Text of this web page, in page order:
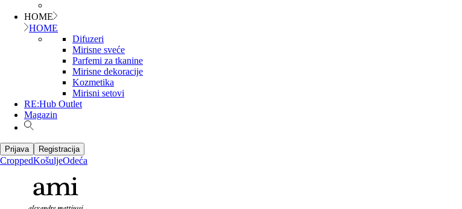
HOME
HOME
Difuzeri
Mirisne sveće
Parfemi za tkanine
Mirisne dekoracije
Kozmetika
Mirisni setovi
RE:Hub Outlet
Magazin
Prijava Registracija
CroppedKošuljeOdeća